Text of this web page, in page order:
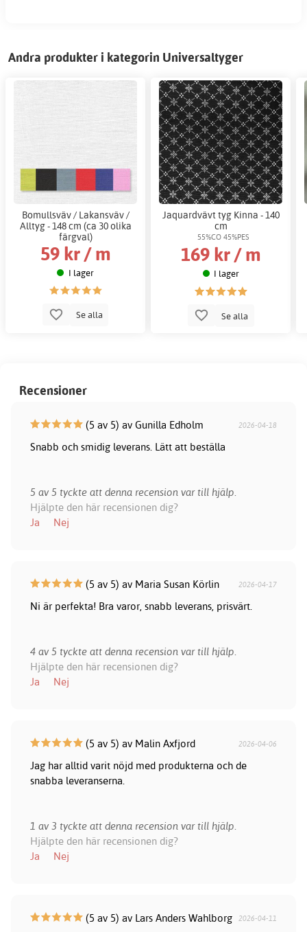
Andra produkter i kategorin Universaltyger
Bomullsväv / Lakansväv /
Alltyg - 148 cm (ca 30 olika
färgval)
59 kr / m
I lager
Se alla
Jaquardvävt tyg Kinna - 140
cm
55%CO 45%PES
169 kr / m
I lager
Se alla
Recensioner
(5 av 5) av Gunilla Edholm 2026-04-18
Snabb och smidig leverans. Lätt att beställa
5 av 5 tyckte att denna recension var till hjälp.
Hjälpte den här recensionen dig?
Ja
Nej
(5 av 5) av Maria Susan Körlin 2026-04-17
Ni är perfekta! Bra varor, snabb leverans, prisvärt.
4 av 5 tyckte att denna recension var till hjälp.
Hjälpte den här recensionen dig?
Ja
Nej
(5 av 5) av Malin Axfjord 2026-04-06
Jag har alltid varit nöjd med produkterna och de
snabba leveranserna.
1 av 3 tyckte att denna recension var till hjälp.
Hjälpte den här recensionen dig?
Ja
Nej
(5 av 5) av Lars Anders Wahlborg 2026-04-11